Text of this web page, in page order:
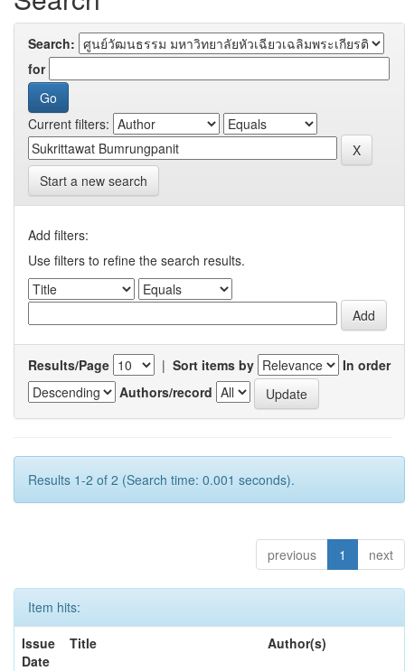
Search:
for
Current filters:
Start a new search
Add filters:
Use filters to refine the search results.
Results/Page | Sort items by
In order
Authors/record
Results 1-2 of 2 (Search time: 0.001 seconds).
previous 1 next
Item hits:
Issue
Date
Title Author(s)